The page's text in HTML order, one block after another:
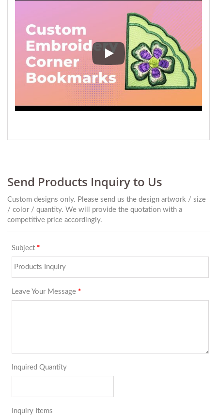
Criar marcadores de página de